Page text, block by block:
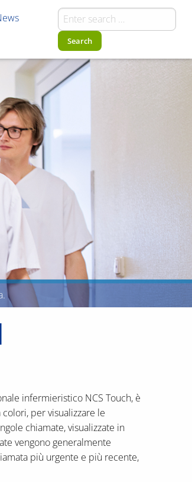
infermieristico NCS Touch, è
per visualizzare le
chiamate, visualizzate in
vengono generalmente
più urgente e più recente,